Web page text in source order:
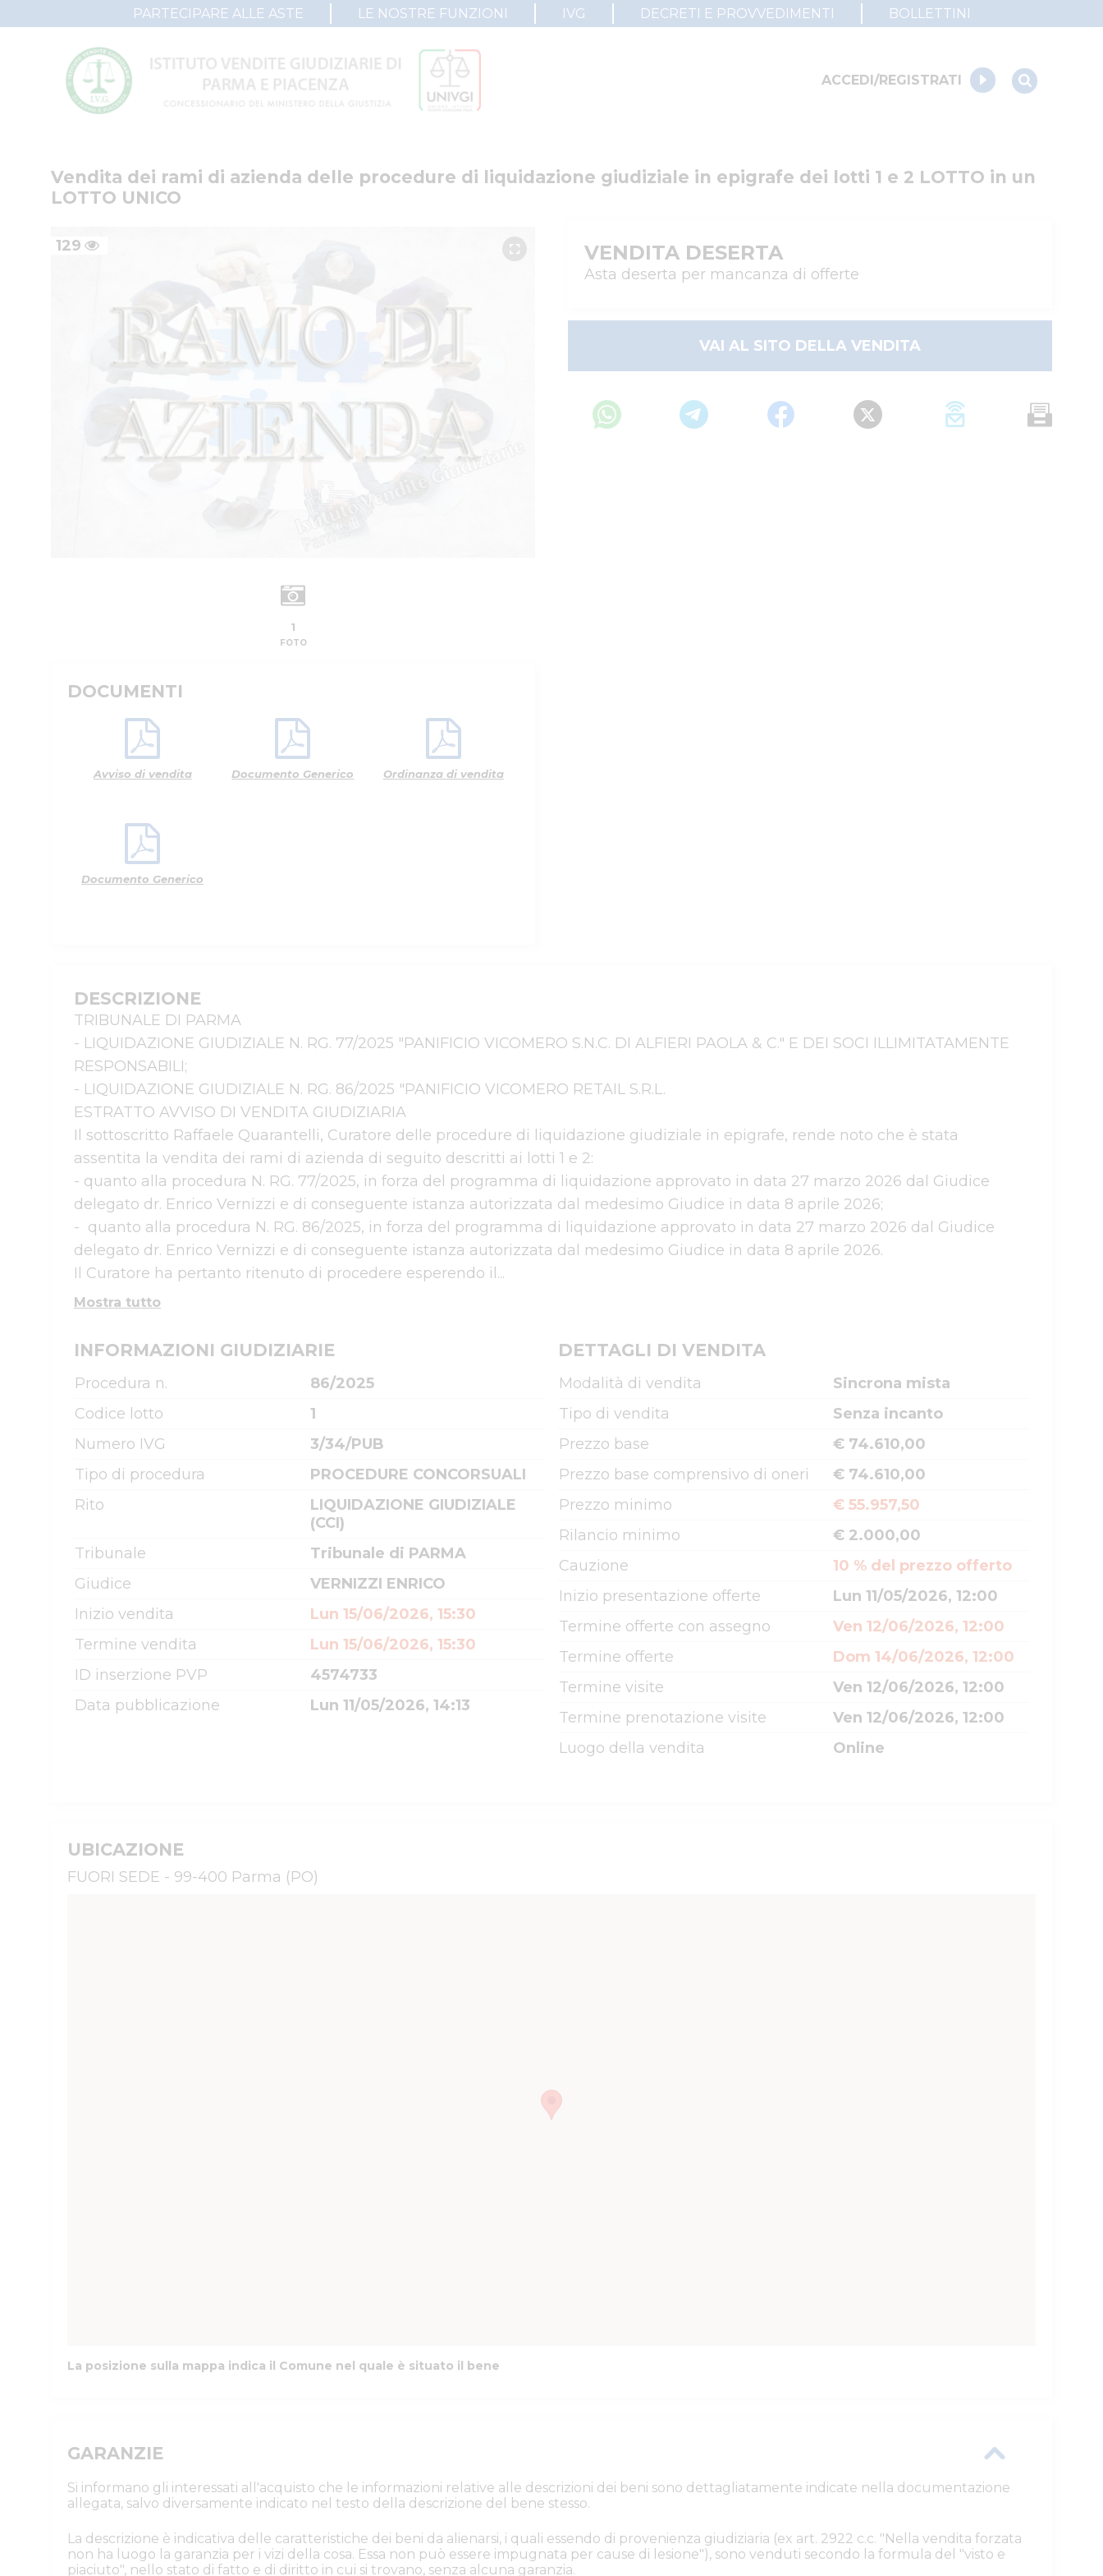
PARTECIPARE ALLE ASTE LE NOSTRE FUNZIONI IVG DECRETI E PROVVEDIMENTI BOLLETTINI
ACCEDI/REGISTRATI
Vendita dei rami di azienda delle procedure di liquidazione giudiziale in epigrafe dei lotti 1 e 2 LOTTO in un
LOTTO UNICO
129
1
FOTO
DOCUMENTI
Avviso di vendita Documento Generico Ordinanza di vendita
Documento Generico
VENDITA DESERTA
Asta deserta per mancanza di offerte
VAI AL SITO DELLA VENDITA
DESCRIZIONE
TRIBUNALE DI PARMA
- LIQUIDAZIONE GIUDIZIALE N. RG. 77/2025 "PANIFICIO VICOMERO S.N.C. DI ALFIERI PAOLA & C." E DEI SOCI ILLIMITATAMENTE
RESPONSABILI;
- LIQUIDAZIONE GIUDIZIALE N. RG. 86/2025 "PANIFICIO VICOMERO RETAIL S.R.L.
ESTRATTO AVVISO DI VENDITA GIUDIZIARIA
Il sottoscritto Raffaele Quarantelli, Curatore delle procedure di liquidazione giudiziale in epigrafe, rende noto che è stata
assentita la vendita dei rami di azienda di seguito descritti ai lotti 1 e 2:
- quanto alla procedura N. RG. 77/2025, in forza del programma di liquidazione approvato in data 27 marzo 2026 dal Giudice
delegato dr. Enrico Vernizzi e di conseguente istanza autorizzata dal medesimo Giudice in data 8 aprile 2026;
-  quanto alla procedura N. RG. 86/2025, in forza del programma di liquidazione approvato in data 27 marzo 2026 dal Giudice
delegato dr. Enrico Vernizzi e di conseguente istanza autorizzata dal medesimo Giudice in data 8 aprile 2026.
Il Curatore ha pertanto ritenuto di procedere esperendo il...
Mostra tutto
INFORMAZIONI GIUDIZIARIE
Procedura n.
86/2025
Codice lotto
1
Numero IVG
3/34/PUB
Tipo di procedura
PROCEDURE CONCORSUALI
Rito
LIQUIDAZIONE GIUDIZIALE
(CCI)
Tribunale
Tribunale di PARMA
Giudice
VERNIZZI ENRICO
Inizio vendita
Lun 15/06/2026, 15:30
Termine vendita
Lun 15/06/2026, 15:30
ID inserzione PVP
4574733
Data pubblicazione
Lun 11/05/2026, 14:13
DETTAGLI DI VENDITA
Modalità di vendita
Sincrona mista
Tipo di vendita
Senza incanto
Prezzo base
€ 74.610,00
Prezzo base comprensivo di oneri
€ 74.610,00
Prezzo minimo
€ 55.957,50
Rilancio minimo
€ 2.000,00
Cauzione
10 % del prezzo offerto
Inizio presentazione offerte
Lun 11/05/2026, 12:00
Termine offerte con assegno
Ven 12/06/2026, 12:00
Termine offerte
Dom 14/06/2026, 12:00
Termine visite
Ven 12/06/2026, 12:00
Termine prenotazione visite
Ven 12/06/2026, 12:00
Luogo della vendita
Online
UBICAZIONE
FUORI SEDE - 99-400 Parma (PO)
La posizione sulla mappa indica il Comune nel quale è situato il bene
GARANZIE
Si informano gli interessati all'acquisto che le informazioni relative alle descrizioni dei beni sono dettagliatamente indicate nella documentazione
allegata, salvo diversamente indicato nel testo della descrizione del bene stesso.
La descrizione è indicativa delle caratteristiche dei beni da alienarsi, i quali essendo di provenienza giudiziaria (ex art. 2922 c.c. "Nella vendita forzata
non ha luogo la garanzia per i vizi della cosa. Essa non può essere impugnata per cause di lesione"), sono venduti secondo la formula del "visto e
piaciuto", nello stato di fatto e di diritto in cui si trovano, senza alcuna garanzia.